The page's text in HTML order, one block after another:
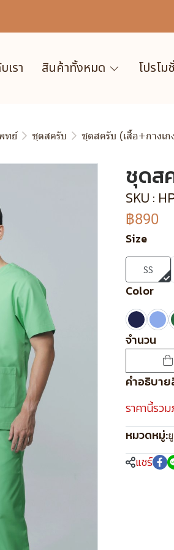
เรา สินค้าทั้งหมด โปรโม
ทย์ ชุดสครับ ชุดสครับ (เสื้อ+กางเก
ชุดส
SKU :
฿890
Size
SS
Color
จำนวน
คำอธิบา
ราคานี้รว
หมวดหมู่:
แชร์